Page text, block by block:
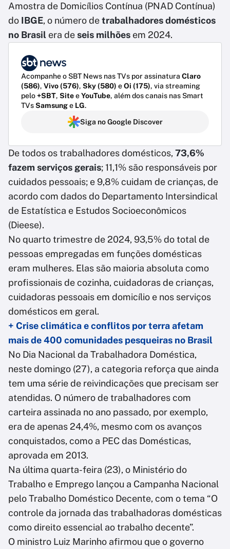
Amostra de Domicílios Contínua (PNAD Contínua)
do IBGE, o número detrabalhadores domésticos
no Brasil era deseis milhões em 2024.
Acompanhe o SBT News nas TVs por assinatura Claro
(586), Vivo (576), Sky (580) eOi (175), via streaming
pelo+SBT, SiteeYouTube, além dos canais nas Smart
TVsSamsunge LG.
Siga no Google Discover
De todos os trabalhadores domésticos, 73,6%
fazem serviços gerais; 11,1% são responsáveis por
cuidados pessoais; e 9,8% cuidam de crianças, de
acordo com dados do Departamento Intersindical
de Estatística e Estudos Socioeconômicos
(Dieese).
No quarto trimestre de 2024, 93,5% do total de
pessoas empregadas em funções domésticas
eram mulheres. Elas são maioria absoluta como
profissionais de cozinha, cuidadoras de crianças,
cuidadoras pessoais em domicílio e nos serviços
domésticos em geral.
+ Crise climática e conflitos por terra afetam
mais de 400 comunidades pesqueiras no Brasil
No Dia Nacional da Trabalhadora Doméstica,
neste domingo (27), a categoria reforça que ainda
tem uma série de reivindicações que precisam ser
atendidas. O número de trabalhadores com
carteira assinada no ano passado, por exemplo,
era de apenas 24,4%, mesmo com os avanços
conquistados, como a PEC das Domésticas,
aprovada em 2013.
Na última quarta-feira (23), o Ministério do
Trabalho e Emprego lançou a Campanha Nacional
pelo Trabalho Doméstico Decente, com o tema “O
controle da jornada das trabalhadoras domésticas
como direito essencial ao trabalho decente”.
O ministro Luiz Marinho afirmou que o governo